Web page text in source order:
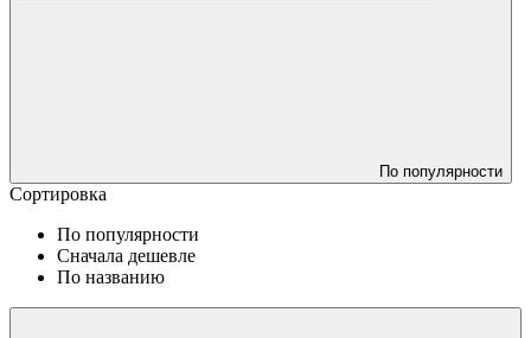
По популярности
Сортировка
По популярности
Сначала дешевле
По названию